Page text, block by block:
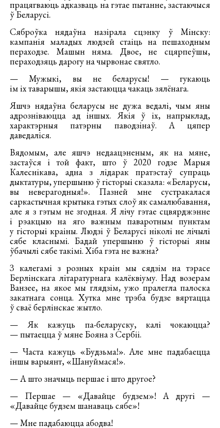
працягваюць адказваць на гэтае пытанне, застаючыся
ў Беларусі.
Сяброўка нядаўна назірала сцэнку ў Мінску:
кампанія маладых людзей стаіць на пешаходным
пераходзе. Машын няма. Двое, не сцярпеўшы,
пераходзяць дарогу на чырвонае святло.
— Мужыкі, вы не беларусы! — гукаюць
ім іх таварышы, якія застаюцца чакаць зялёнага.
Яшчэ нядаўна беларусы не дужа ведалі, чым яны
адрозніваюцца ад іншых. Якія ў іх, напрыклад,
характэрныя патэрны паводзінаў. А цяпер
даведаліся.
Вядомым, але яшчэ недаацэненым, як на мяне,
застаўся і той факт, што ў 2020 годзе Марыя
Калеснікава, адна з лідарак пратэстаў супраць
дыктатуры, упершыню ў гісторыі сказала: «Беларусы,
вы неверагодныя!». Пазней мне сустракалася
саркастычная крытыка гэтых слоў як самалюбавання,
але я з гэтым не згодная. Я лічу гэтае сцвярджэнне
і рэакцыю на яго важным паваротным пунктам
у гісторыі краіны. Людзі ў Беларусі ніколі не лічылі
сябе класнымі. Бадай упершыню ў гісторыі яны
ўбачылі сябе такімі. Хіба гэта не важна?
З калегамі з розных краін мы сядзім на тэрасе
Берлінскага літаратурнага калёквіуму. Над возерам
Ванзее, на якое мы глядзім, ужо пралегла палоска
закатнага сонца. Хутка мне трэба будзе вяртацца
ў сваё берлінскае жытло.
— Як кажуць па-беларуску, калі чокаюцца?
— пытаецца ў мяне Бояна з Сербіі.
— Часта кажуць «Будзьма!». Але мне падабаецца
іншы варыянт, «Шануймася!».
— А што значыць першае і што другое?
— Першае — «Давайце будзем»! А другі —
«Давайце будзем шанаваць сябе»!
— Мне падабаюцца абодва!